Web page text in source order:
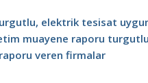
elektrik tesisat
muayene raporu
veren firmalar